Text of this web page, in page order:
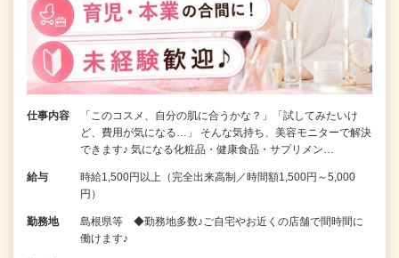
仕事内容
「このコスメ、自分の肌に合うかな？」「試してみたいけ
ど、費用が気になる…」 そんな気持ち、美容モニターで解決
できます♪ 気になる化粧品・健康食品・サプリメン…
給与
時給1,500円以上（完全出来高制／時間額1,500円～5,000
円）
勤務地
島根県等 ◆勤務地多数♪ご自宅やお近くの店舗で間時間に
働けます♪